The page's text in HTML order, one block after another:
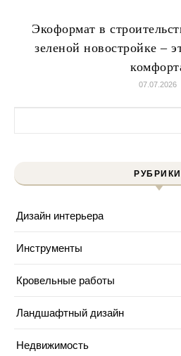
Экоформат в
зеленой новостройке –
07.07.2026
РУБРИКИ
Дизайн интерьера
Инструменты
Кровельные работы
Ландшафтный дизайн
Недвижимость